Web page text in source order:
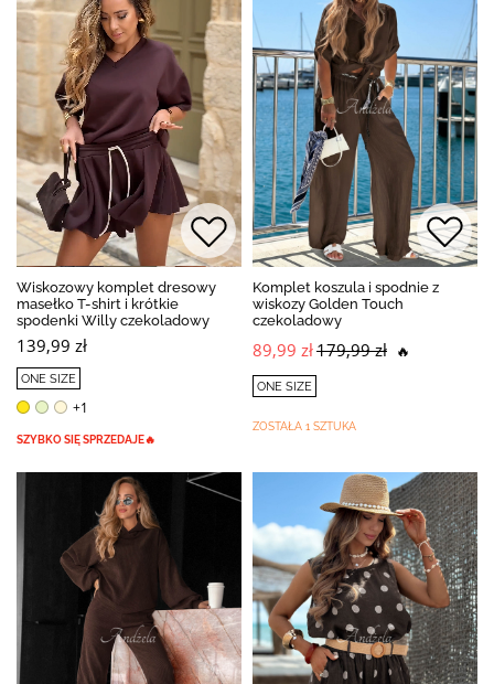
BESTSELLER
Wiskozowy komplet dresowy
masełko T-shirt i krótkie
spodenki Willy czekoladowy
139,99 zł
ONE SIZE
+1
SZYBKO SIĘ SPRZEDAJE🔥
Komplet koszula i spodnie z
wiskozy Golden Touch
czekoladowy
89,99 zł179,99 zł 🔥
ONE SIZE
ZOSTAŁA 1 SZTUKA